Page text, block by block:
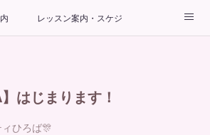
レッスン案内・スケジュール
ヨガ教室はじまります！
ひろば🎊